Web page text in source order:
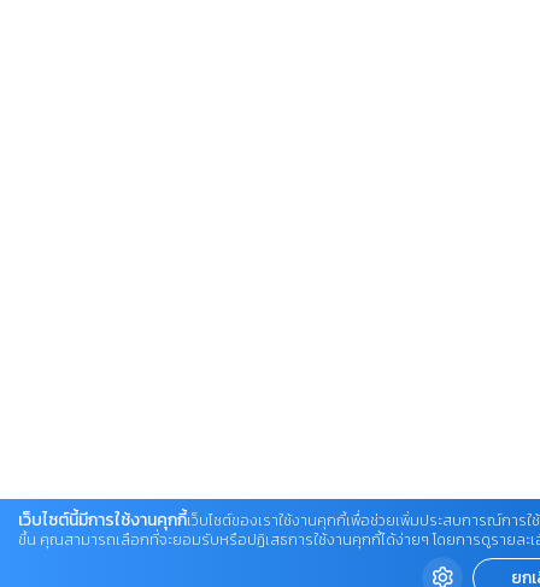
เว็บไซต์นี้มีการใช้งานคุกกี้เว็บไซต์ของเราใช้งานคุกกี้เพื่อช่วยเพิ่มประสบการณ์การใ
ขึ้น คุณสามารถเลือกที่จะยอมรับหรือปฏิเสธการใช้งานคุกกี้ได้ง่ายๆ โดยการดูรายละ
ยก